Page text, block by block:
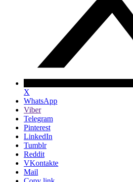
X
WhatsApp
Viber
Telegram
Pinterest
LinkedIn
Tumblr
Reddit
VKontakte
Mail